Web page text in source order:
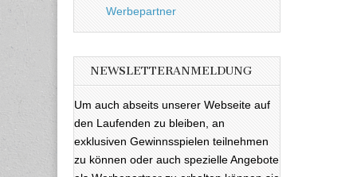
Werbepartner
NEWSLETTERANMELDUNG
Um auch abseits unserer Webseite auf
den Laufenden zu bleiben, an
exklusiven Gewinnsspielen teilnehmen
zu können oder auch spezielle Angebote